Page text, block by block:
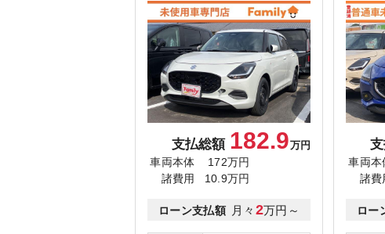
支払総額 182.9万円
車両本体
172万円
諸費用
10.9万円
ローン支払額 月々 2万円～
車両本
諸費
ロー